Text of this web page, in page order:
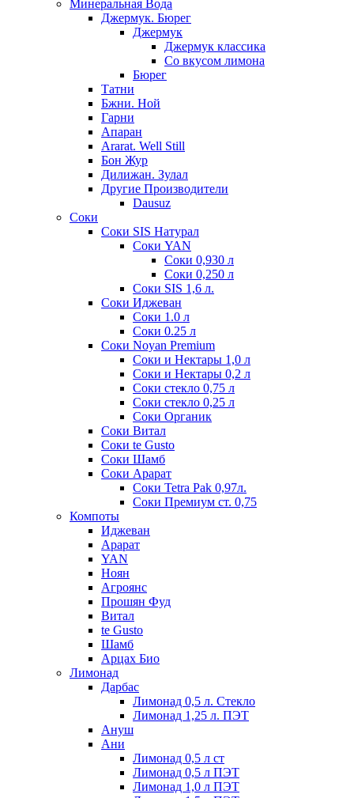
Минеральная Вода
Джермук. Бюрег
Джермук
Джермук классика
Со вкусом лимона
Бюрег
Татни
Бжни. Ной
Гарни
Апаран
Ararat. Well Still
Бон Жур
Дилижан. Зулал
Другие Производители
Dausuz
Соки
Соки SIS Натурал
Соки YAN
Соки 0,930 л
Соки 0,250 л
Соки SIS 1,6 л.
Соки Иджеван
Соки 1.0 л
Соки 0.25 л
Соки Noyan Premium
Соки и Нектары 1,0 л
Соки и Нектары 0,2 л
Соки стекло 0,75 л
Соки стекло 0,25 л
Соки Органик
Соки Витал
Соки te Gusto
Соки Шамб
Соки Арарат
Соки Tetra Pak 0,97л.
Соки Премиум ст. 0,75
Компоты
Иджеван
Арарат
YAN
Ноян
Агроянс
Прошян Фуд
Витал
te Gusto
Шамб
Арцах Био
Лимонад
Дарбас
Лимонад 0,5 л. Стекло
Лимонад 1,25 л. ПЭТ
Ануш
Ани
Лимонад 0,5 л ст
Лимонад 0,5 л ПЭТ
Лимонад 1,0 л ПЭТ